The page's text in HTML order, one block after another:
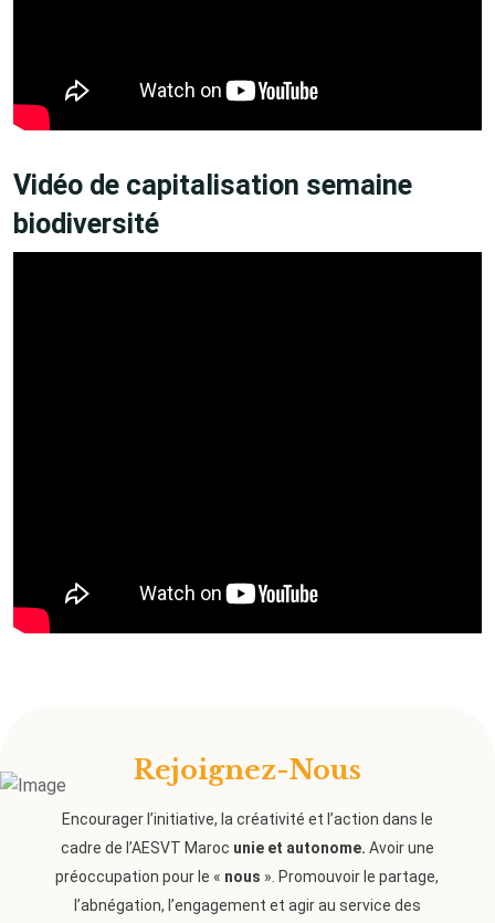
Vidéo de capitalisation semaine
biodiversité
Rejoignez-Nous
Encourager l’initiative, la créativité et l’action dans le
cadre de l’AESVT Maroc unie et autonome. Avoir une
préoccupation pour le « nous ». Promouvoir le partage,
l’abnégation, l’engagement et agir au service des